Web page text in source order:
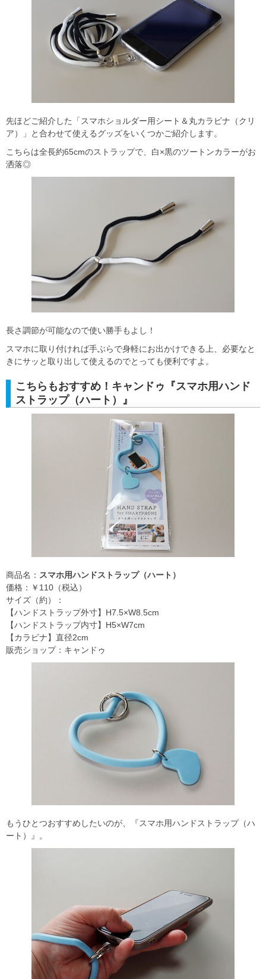
先ほどご紹介した「スマホショルダー用シート＆丸カラビナ（クリ
ア）」と合わせて使えるグッズをいくつかご紹介します。
こちらは全長約65cmのストラップで、白×黒のツートンカラーがお
洒落◎
長さ調節が可能なので使い勝手もよし！
スマホに取り付ければ手ぶらで身軽にお出かけできる上、必要なと
きにサッと取り出して使えるのでとっても便利ですよ。
こちらもおすすめ！キャンドゥ『スマホ用ハンド
ストラップ（ハート）』
商品名： スマホ用ハンドストラップ（ハート）
価格：￥110（税込）
サイズ（約）：
【ハンドストラップ外寸】H7.5×W8.5cm
【ハンドストラップ内寸】H5×W7cm
【カラビナ】直径2cm
販売ショップ：キャンドゥ
もうひとつおすすめしたいのが、『スマホ用ハンドストラップ（ハ
ート）』。